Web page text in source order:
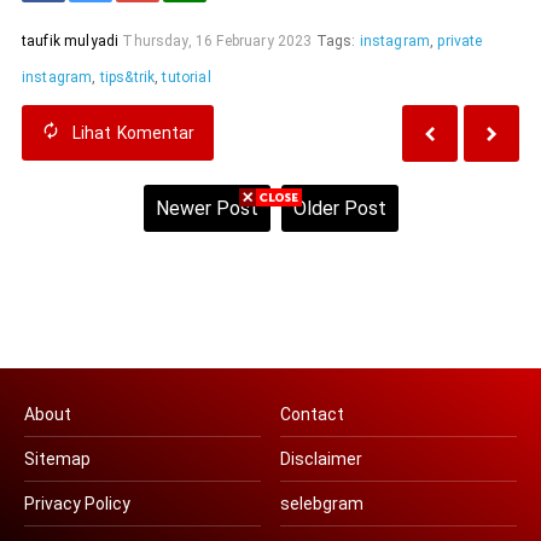
taufik mulyadi Thursday, 16 February 2023 Tags: instagram,private
instagram,tips&trik,tutorial
Lihat Komentar
Newer Post Older Post
About Contact
Sitemap Disclaimer
Privacy Policy selebgram